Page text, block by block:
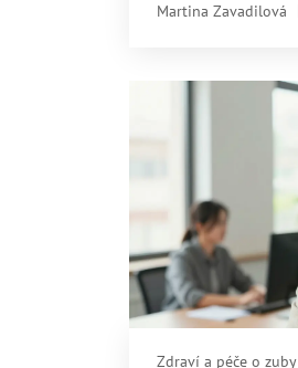
Martina Zavadilová
Zdraví a péče o zuby